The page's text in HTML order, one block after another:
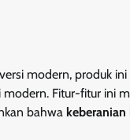
modern, produk
Fitur-fitur ini
bahwa